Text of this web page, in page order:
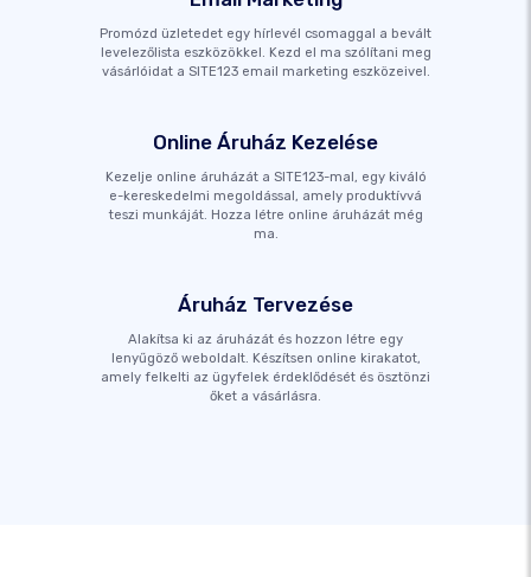
Promózd üzletedet egy hírlevél csomaggal a bevált
levelezőlista eszközökkel. Kezd el ma szólítani meg
vásárlóidat a SITE123 email marketing eszközeivel.
Online Áruház Kezelése
Kezelje online áruházát a SITE123-mal, egy kiváló
e-kereskedelmi megoldással, amely produktívvá
teszi munkáját. Hozza létre online áruházát még
ma.
Áruház Tervezése
Alakítsa ki az áruházát és hozzon létre egy
lenyűgöző weboldalt. Készítsen online kirakatot,
amely felkelti az ügyfelek érdeklődését és ösztönzi
őket a vásárlásra.